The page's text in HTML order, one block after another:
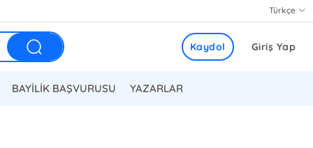
Türkçe
Giriş Yap
Kaydol
BAYİLİK BAŞVURUSU YAZARLAR